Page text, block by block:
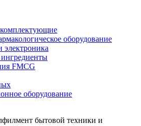
оборудование
электроника
FMCG
оборудование
бытовой техники и